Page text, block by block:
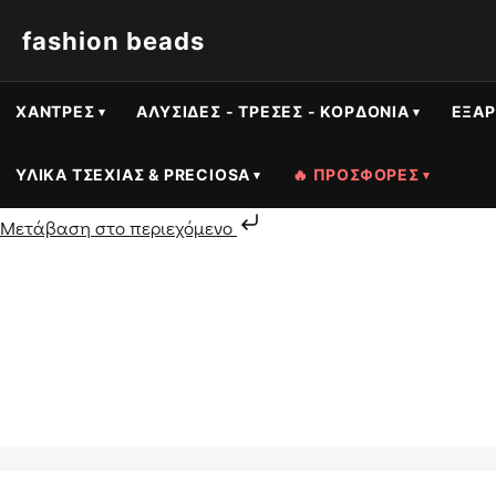
fashion beads
ΧΆΝΤΡΕΣ ΑΛΥΣΊΔΕΣ - ΤΡΈΣΕΣ - ΚΟΡΔΌΝΙΑ
ΥΛΙΚΆ ΤΣΕΧΊΑΣ & PRECIOSA 🔥 ΠΡΟΣΦΟΡΕΣ
Μετάβαση στο περιεχόμενο